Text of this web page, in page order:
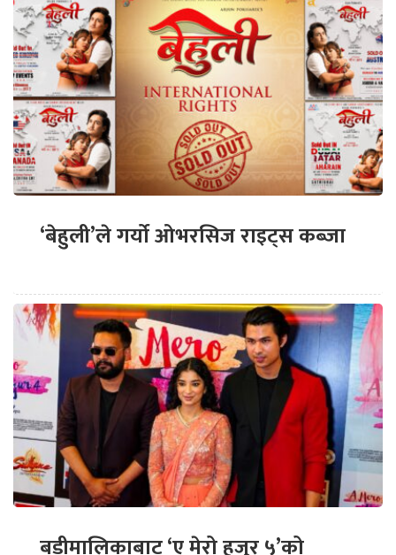
‘बेहुली’ले गर्यो ओभरसिज राइट्स कब्जा
बडीमालिकाबाट ‘ए मेरो हजुर ५’को